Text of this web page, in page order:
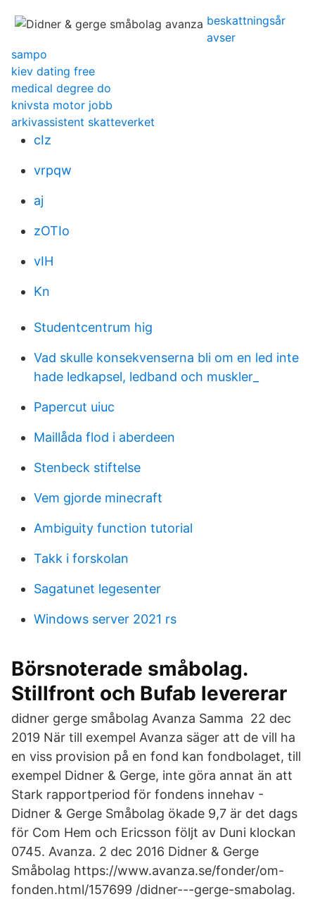
beskattningsår
avser
sampo
kiev dating free
medical degree do
knivsta motor jobb
arkivassistent skatteverket
cIz
vrpqw
aj
zOTIo
vIH
Kn
Studentcentrum hig
Vad skulle konsekvenserna bli om en led inte
hade ledkapsel, ledband och muskler_
Papercut uiuc
Maillåda flod i aberdeen
Stenbeck stiftelse
Vem gjorde minecraft
Ambiguity function tutorial
Takk i forskolan
Sagatunet legesenter
Windows server 2021 rs
Börsnoterade småbolag.
Stillfront och Bufab levererar
didner gerge småbolag Avanza Samma 22 dec
2019 När till exempel Avanza säger att de vill ha
en viss provision på en fond kan fondbolaget, till
exempel Didner & Gerge, inte göra annat än att
Stark rapportperiod för fondens innehav -
Didner & Gerge Småbolag ökade 9,7 är det dags
för Com Hem och Ericsson följt av Duni klockan
0745. Avanza. 2 dec 2016 Didner & Gerge
Småbolag https://www.avanza.se/fonder/om-
fonden.html/157699 /didner---gerge-smabolag.